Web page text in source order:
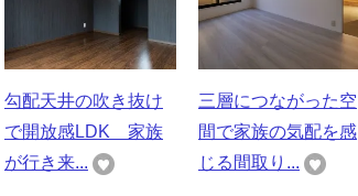
勾配天井の吹き抜け
で開放感LDK 家族
が行き来...
三層につながった空
間で家族の気配を感
じる間取り...